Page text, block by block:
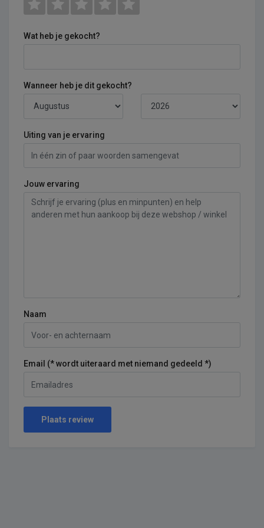
Wat heb je gekocht?
Wanneer heb je dit gekocht?
Uiting van je ervaring
Jouw ervaring
Naam
Email (* wordt uiteraard met niemand gedeeld *)
Plaats review